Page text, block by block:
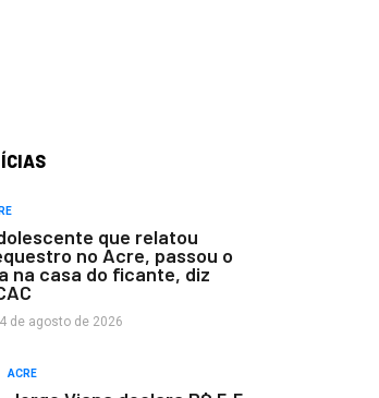
que relatou
no Acre, passou o
na casa do ficante, diz
4 de agosto de 2026
ACRE